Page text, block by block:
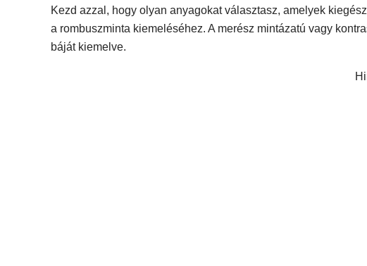
Kezd azzal, hogy olyan anyagokat választasz, amelyek
a rombuszminta kiemeléséhez. A merész mintázatú vagy
báját kiemelve.